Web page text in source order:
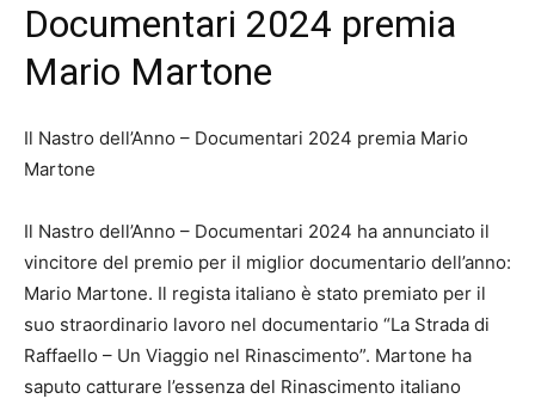
Documentari 2024 premia
Mario Martone
Il Nastro dell’Anno – Documentari 2024 premia Mario
Martone
Il Nastro dell’Anno – Documentari 2024 ha annunciato il
vincitore del premio per il miglior documentario dell’anno:
Mario Martone. Il regista italiano è stato premiato per il
suo straordinario lavoro nel documentario “La Strada di
Raffaello – Un Viaggio nel Rinascimento”. Martone ha
saputo catturare l’essenza del Rinascimento italiano